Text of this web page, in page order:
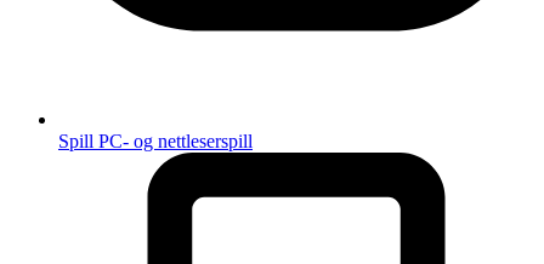
Spill PC- og nettleserspill